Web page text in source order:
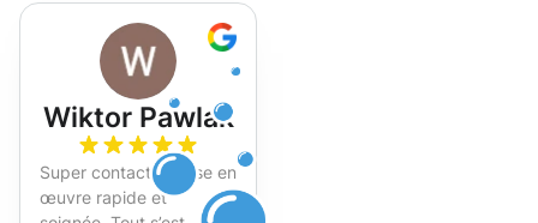
Wiktor Pawlak
Super contact et mise en
œuvre rapide et